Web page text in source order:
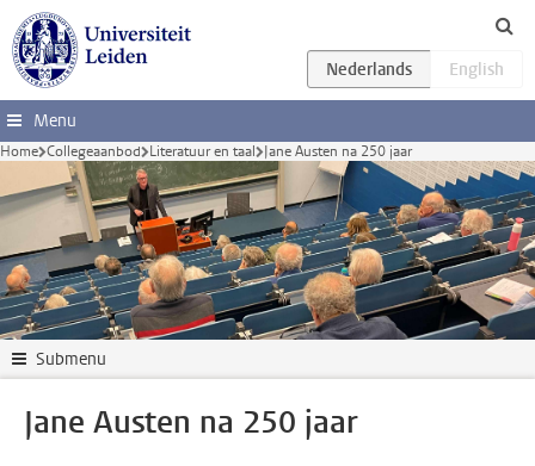
Ga direct naar de inhoud
Menu
Home Collegeaanbod Literatuur en taal Jane Austen na 250 jaar
Submenu
Jane Austen na 250 jaar